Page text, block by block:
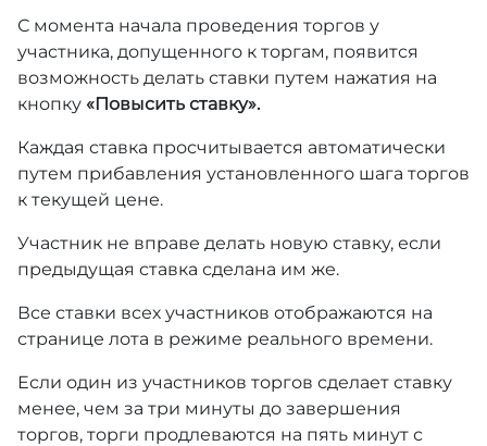
С момента начала проведения торгов у
участника, допущенного к торгам, появится
возможность делать ставки путем нажатия на
кнопку «Повысить ставку».
Каждая ставка просчитывается автоматически
путем прибавления установленного шага торгов
к текущей цене.
Участник не вправе делать новую ставку, если
предыдущая ставка сделана им же.
Все ставки всех участников отображаются на
странице лота в режиме реального времени.
Если один из участников торгов сделает ставку
менее, чем за три минуты до завершения
торгов, торги продлеваются на пять минут с